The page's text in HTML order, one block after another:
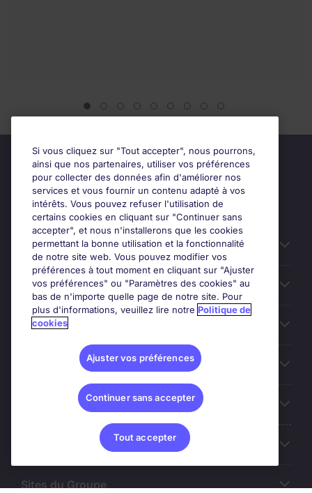
Candidats
Entreprises
Contact
Les avis Google
Nos offres d'emploi
Sites du Groupe
Si vous cliquez sur "Tout accepter", nous pourrons,
ainsi que nos partenaires, utiliser vos préférences
pour collecter des données afin d'améliorer nos
services et vous fournir un contenu adapté à vos
intérêts. Vous pouvez refuser l'utilisation de
certains cookies en cliquant sur "Continuer sans
accepter", et nous n'installerons que les cookies
permettant la bonne utilisation et la fonctionnalité
de notre site web. Vous pouvez modifier vos
préférences à tout moment en cliquant sur "Ajuster
vos préférences" ou "Paramètres des cookies" au
bas de n'importe quelle page de notre site. Pour
plus d'informations, veuillez lire notre Politique de
cookies
Ajuster vos préférences
Continuer sans accepter
Tout accepter